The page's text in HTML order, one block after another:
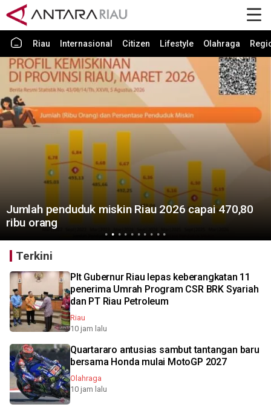
Riau Internasional Citizen Lifestyle Olahraga
Jumlah penduduk miskin Riau 2026 capai 470,80
ribu orang
Terkini
Plt Gubernur Riau lepas keberangkatan 11
penerima Umrah Program CSR BRK Syariah
dan PT Riau Petroleum
Riau
10 jam lalu
Quartararo antusias sambut tantangan baru
bersama Honda mulai MotoGP 2027
Olahraga
10 jam lalu